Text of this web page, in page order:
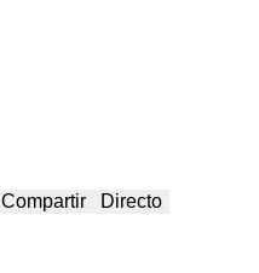
Compartir Directo